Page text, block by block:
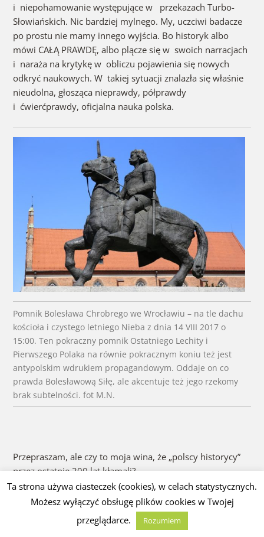
i niepohamowanie występujące w przekazach Turbo-
Słowiańskich. Nic bardziej mylnego. My, uczciwi badacze
po prostu nie mamy innego wyjścia. Bo historyk albo
mówi CAŁĄ PRAWDĘ, albo plącze się w swoich narracjach
i naraża na krytykę w obliczu pojawienia się nowych
odkryć naukowych. W takiej sytuacji znalazła się właśnie
nieudolna, głosząca nieprawdy, półprawdy
i ćwierćprawdy, oficjalna nauka polska.
Pomnik Bolesława Chrobrego we Wrocławiu – na tle dachu
kościoła i czystego letniego Nieba z dnia 14 VIII 2017 o
15:00. Ten pokraczny pomnik Ostatniego Lechity i
Pierwszego Polaka na równie pokracznym koniu też jest
antypolskim wdrukiem propagandowym. Oddaje on co
prawda Bolesławową Siłę, ale akcentuje też jego rzekomy
brak subtelności. fot M.N.
Przepraszam, ale czy to moja wina, że „polscy historycy”
przez ostatnie 200 lat kłamali?
Naprawdę, nie da się tego inaczej nazwać.
Ta strona używa ciasteczek (cookies), w celach statystycznych.
Możesz wyłączyć obsługę plików cookies w Twojej
przeglądarce.
Rozumiem